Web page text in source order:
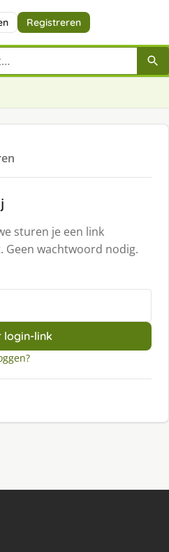
Registreren
sturen je een link
Geen wachtwoord nodig.
login-link